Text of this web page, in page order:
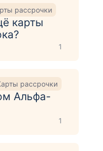
рассрочки
карты
1
рассрочки
Альфа-
1